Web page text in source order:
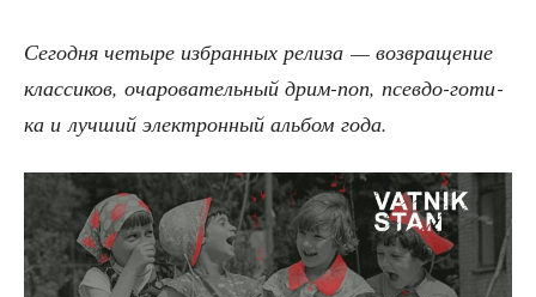
Сего­дня четы­ре избран­ных рели­за — воз­вра­ще­ние
клас­си­ков, оча­ро­ва­тель­ный дрим-поп, псев­до-готи­
ка и луч­ший элек­трон­ный аль­бом года.